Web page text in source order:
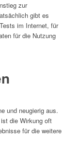
zur
gibt es
im Internet, für
für die Nutzung
und neugierig aus.
die Wirkung oft
für die weitere